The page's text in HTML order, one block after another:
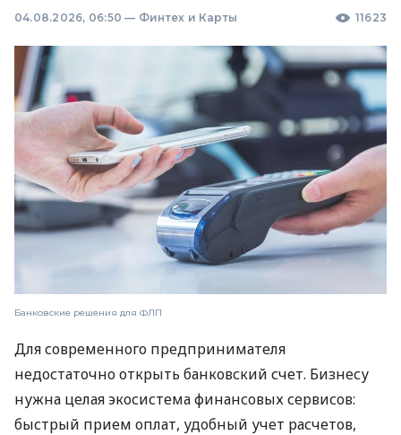
04.08.2026, 06:50 — Финтех и Карты 11623
Банковские решения для ФЛП
Для современного предпринимателя
недостаточно открыть банковский счет. Бизнесу
нужна целая экосистема финансовых сервисов:
быстрый прием оплат, удобный учет расчетов,